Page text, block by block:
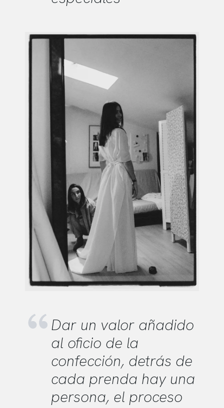
Dar un valor añadido
al oficio de la
confección, detrás de
cada prenda hay una
persona, el proceso